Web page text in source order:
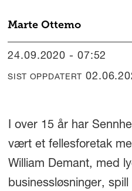
Marte Ottemo
24.09.2020 - 07:52
SIST OPPDATERT
I over 15 år har
vært et fellesforetak
William Demant, med
businessløsninger,